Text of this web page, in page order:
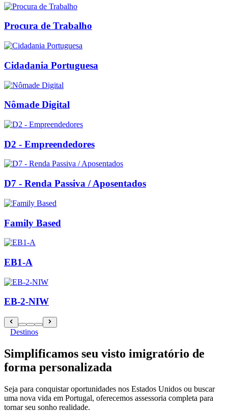
Procura de Trabalho
Cidadania Portuguesa
Nômade Digital
D2 - Empreendedores
D7 - Renda Passiva / Aposentados
Family Based
EB1-A
EB-2-NIW
Destinos
Simplificamos seu visto imigratório de
forma personalizada
Seja para conquistar oportunidades nos Estados Unidos ou buscar
uma nova vida em Portugal, oferecemos assessoria completa para
tornar seu sonho realidade.